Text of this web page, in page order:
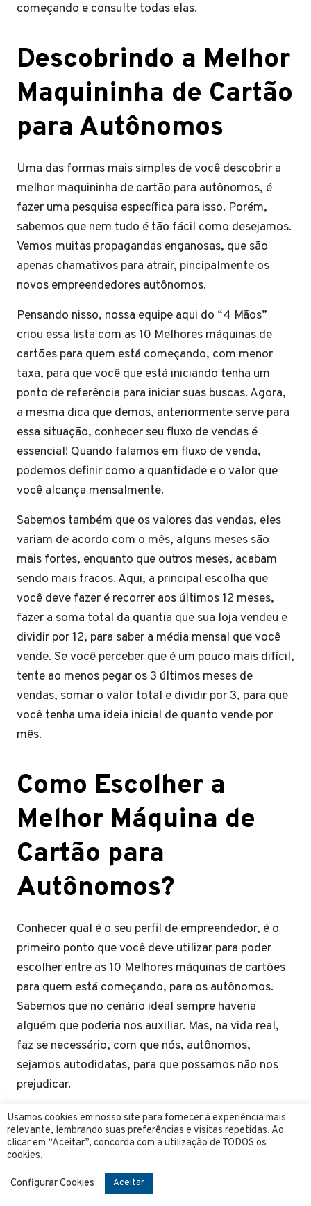
começando e consulte todas elas.
Descobrindo a Melhor
Maquininha de Cartão
para Autônomos
Uma das formas mais simples de você descobrir a
melhor maquininha de cartão para autônomos, é
fazer uma pesquisa específica para isso. Porém,
sabemos que nem tudo é tão fácil como desejamos.
Vemos muitas propagandas enganosas, que são
apenas chamativos para atrair, pincipalmente os
novos empreendedores autônomos.
Pensando nisso, nossa equipe aqui do “4 Mãos”
criou essa lista com as 10 Melhores máquinas de
cartões para quem está começando, com menor
taxa, para que você que está iniciando tenha um
ponto de referência para iniciar suas buscas. Agora,
a mesma dica que demos, anteriormente serve para
essa situação, conhecer seu fluxo de vendas é
essencial! Quando falamos em fluxo de venda,
podemos definir como a quantidade e o valor que
você alcança mensalmente.
Sabemos também que os valores das vendas, eles
variam de acordo com o mês, alguns meses são
mais fortes, enquanto que outros meses, acabam
sendo mais fracos. Aqui, a principal escolha que
você deve fazer é recorrer aos últimos 12 meses,
fazer a soma total da quantia que sua loja vendeu e
dividir por 12, para saber a média mensal que você
vende. Se você perceber que é um pouco mais difícil,
tente ao menos pegar os 3 últimos meses de
vendas, somar o valor total e dividir por 3, para que
você tenha uma ideia inicial de quanto vende por
mês.
Como Escolher a
Melhor Máquina de
Cartão para
Autônomos?
Conhecer qual é o seu perfil de empreendedor, é o
primeiro ponto que você deve utilizar para poder
escolher entre as 10 Melhores máquinas de cartões
para quem está começando, para os autônomos.
Sabemos que no cenário ideal sempre haveria
alguém que poderia nos auxiliar. Mas, na vida real,
faz se necessário, com que nós, autônomos,
sejamos autodidatas, para que possamos não nos
prejudicar.
E mesmo contando o empenho e dedicação, ainda
encontramos alguns erros no meio do caminho que
acabam atrasando aquele “meio de campo”. Mas,
antes de escolher quais as Melhores máquinas de
cartões para quem está começando para o seu tipo
Usamos cookies em nosso site para fornecer a experiência mais
relevante, lembrando suas preferências e visitas repetidas. Ao
clicar em “Aceitar”, concorda com a utilização de TODOS os
cookies.
Configurar Cookies Aceitar